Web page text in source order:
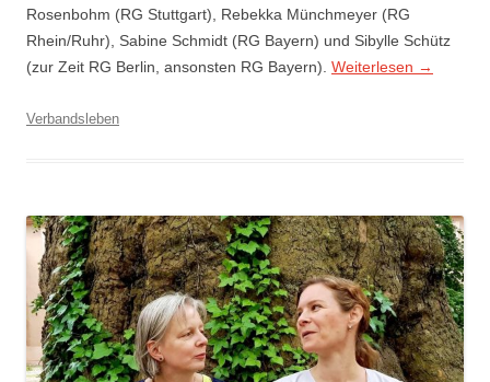
Rosenbohm (RG Stuttgart), Rebekka Münchmeyer (RG
Rhein/Ruhr), Sabine Schmidt (RG Bayern) und Sibylle Schütz
(zur Zeit RG Berlin, ansonsten RG Bayern). Weiterlesen →
Verbandsleben